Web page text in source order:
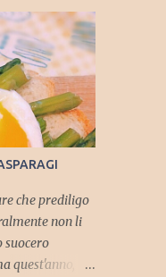
aderire agli
vede
ortaggi del
che va dal
e la sua
tra cui la
ed
appuntamento
dove
che prediligo
non li
suocero
quest'anno,